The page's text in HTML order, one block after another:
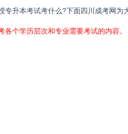
专升本考试考什么?下面四川成考网为
个学历层次和专业需要考试的内容。